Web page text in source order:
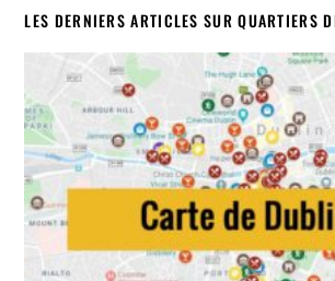
LES DERNIERS ARTICLES SUR QUARTIERS